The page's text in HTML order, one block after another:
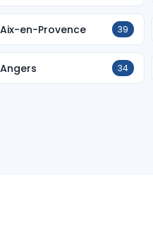
Aix-en-Provence 39
Angers 34